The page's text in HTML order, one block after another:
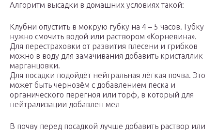
Алгоритм высадки в домашних условиях такой:
Клубни опустить в мокрую губку на 4 – 5 часов. Губку
нужно смочить водой или раствором «Корневина».
Для перестраховки от развития плесени и грибков
можно в воду для замачивания добавить кристаллик
марганцовки.
Для посадки подойдёт нейтральная лёгкая почва. Это
может быть чернозём с добавлением песка и
органического перегноя или торф, в который для
нейтрализации добавлен мел
В почву перед посадкой лучше добавить раствор или